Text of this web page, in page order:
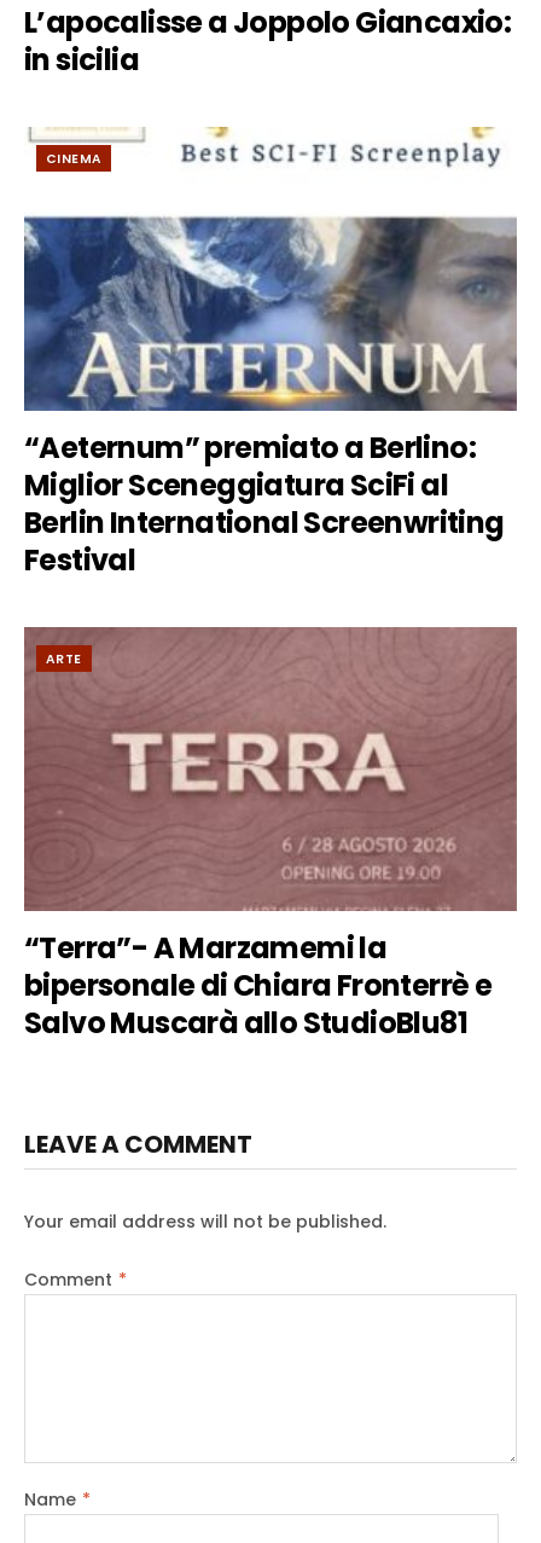
L’apocalisse a Joppolo Giancaxio:
in sicilia
CINEMA
“Aeternum” premiato a Berlino:
Miglior Sceneggiatura SciFi al
Berlin International Screenwriting
Festival
ARTE
“Terra”- A Marzamemi la
bipersonale di Chiara Fronterrè e
Salvo Muscarà allo StudioBlu81
LEAVE A COMMENT
Your email address will not be published.
Comment *
Name *